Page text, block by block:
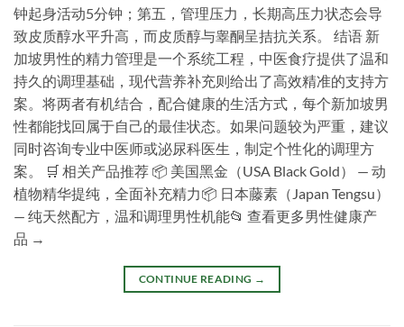
钟起身活动5分钟；第五，管理压力，长期高压力状态会导
致皮质醇水平升高，而皮质醇与睾酮呈拮抗关系。 结语 新
加坡男性的精力管理是一个系统工程，中医食疗提供了温和
持久的调理基础，现代营养补充则给出了高效精准的支持方
案。将两者有机结合，配合健康的生活方式，每个新加坡男
性都能找回属于自己的最佳状态。如果问题较为严重，建议
同时咨询专业中医师或泌尿科医生，制定个性化的调理方
案。 🛒 相关产品推荐 📦 美国黑金（USA Black Gold） — 动
植物精华提纯，全面补充精力📦 日本藤素（Japan Tengsu）
— 纯天然配方，温和调理男性机能📂 查看更多男性健康产
品 →
CONTINUE READING →